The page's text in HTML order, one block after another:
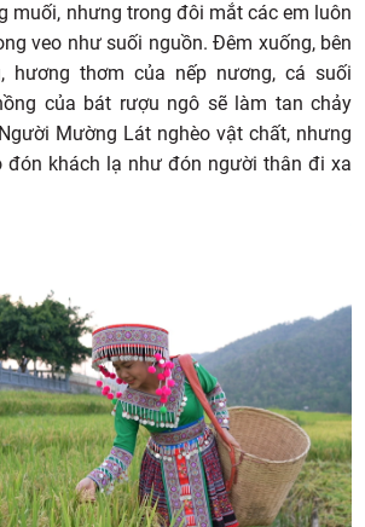
muối, nhưng trong đôi mắt các em luôn
veo như suối nguồn. Đêm xuống, bên
hương thơm của nếp nương, cá suối
của bát rượu ngô sẽ làm tan chảy
Mường Lát nghèo vật chất, nhưng
đón khách lạ như đón người thân đi xa